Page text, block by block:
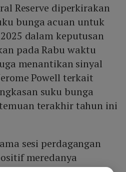
Reserve diperkirakan
bunga acuan untuk
dalam keputusan
pada Rabu waktu
menantikan sinyal
Powell terkait
suku bunga
terakhir tahun ini
sesi perdagangan
meredanya